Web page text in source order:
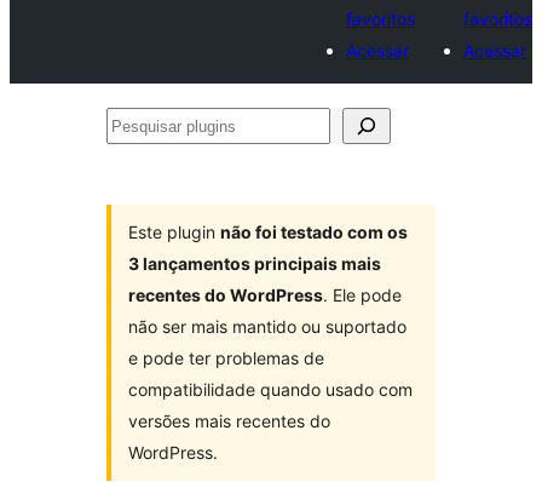
favoritos
Acessar
favoritos
Acessar
Pesquisar
Este plugin não foi testado com os
3 lançamentos principais mais
recentes do WordPress. Ele pode
não ser mais mantido ou suportado
e pode ter problemas de
compatibilidade quando usado com
versões mais recentes do
WordPress.